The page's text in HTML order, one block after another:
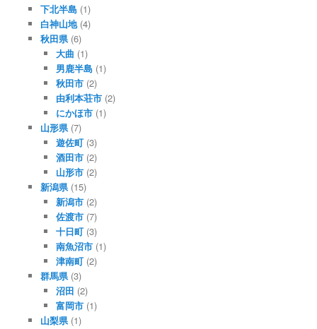
下北半島(1)
白神山地(4)
秋田県(6)
大曲 (1)
男鹿半島 (1)
秋田市 (2)
由利本荘市 (2)
にかほ市 (1)
山形県(7)
遊佐町 (3)
酒田市 (2)
山形市 (2)
新潟県(15)
新潟市 (2)
佐渡市 (7)
十日町 (3)
南魚沼市 (1)
津南町 (2)
群馬県(3)
沼田 (2)
富岡市 (1)
山梨県(1)